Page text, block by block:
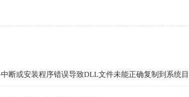
断或安装程序错误导致DLL文件未能正确复制到系统